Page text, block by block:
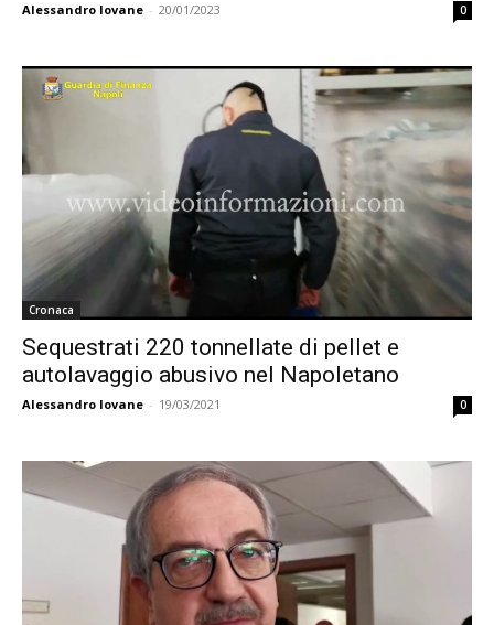
Alessandro Iovane - 20/01/2023 0
Cronaca
Sequestrati 220 tonnellate di pellet e
autolavaggio abusivo nel Napoletano
Alessandro Iovane - 19/03/2021 0